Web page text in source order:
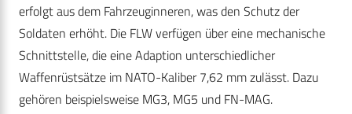
erfolgt aus dem Fahrzeuginneren, was den Schutz der
Soldaten erhöht. Die FLW verfügen über eine mechanische
Schnittstelle, die eine Adaption unterschiedlicher
Waffenrüstsätze im NATO-Kaliber 7,62 mm zulässt. Dazu
gehören beispielsweise MG3, MG5 und FN-MAG.